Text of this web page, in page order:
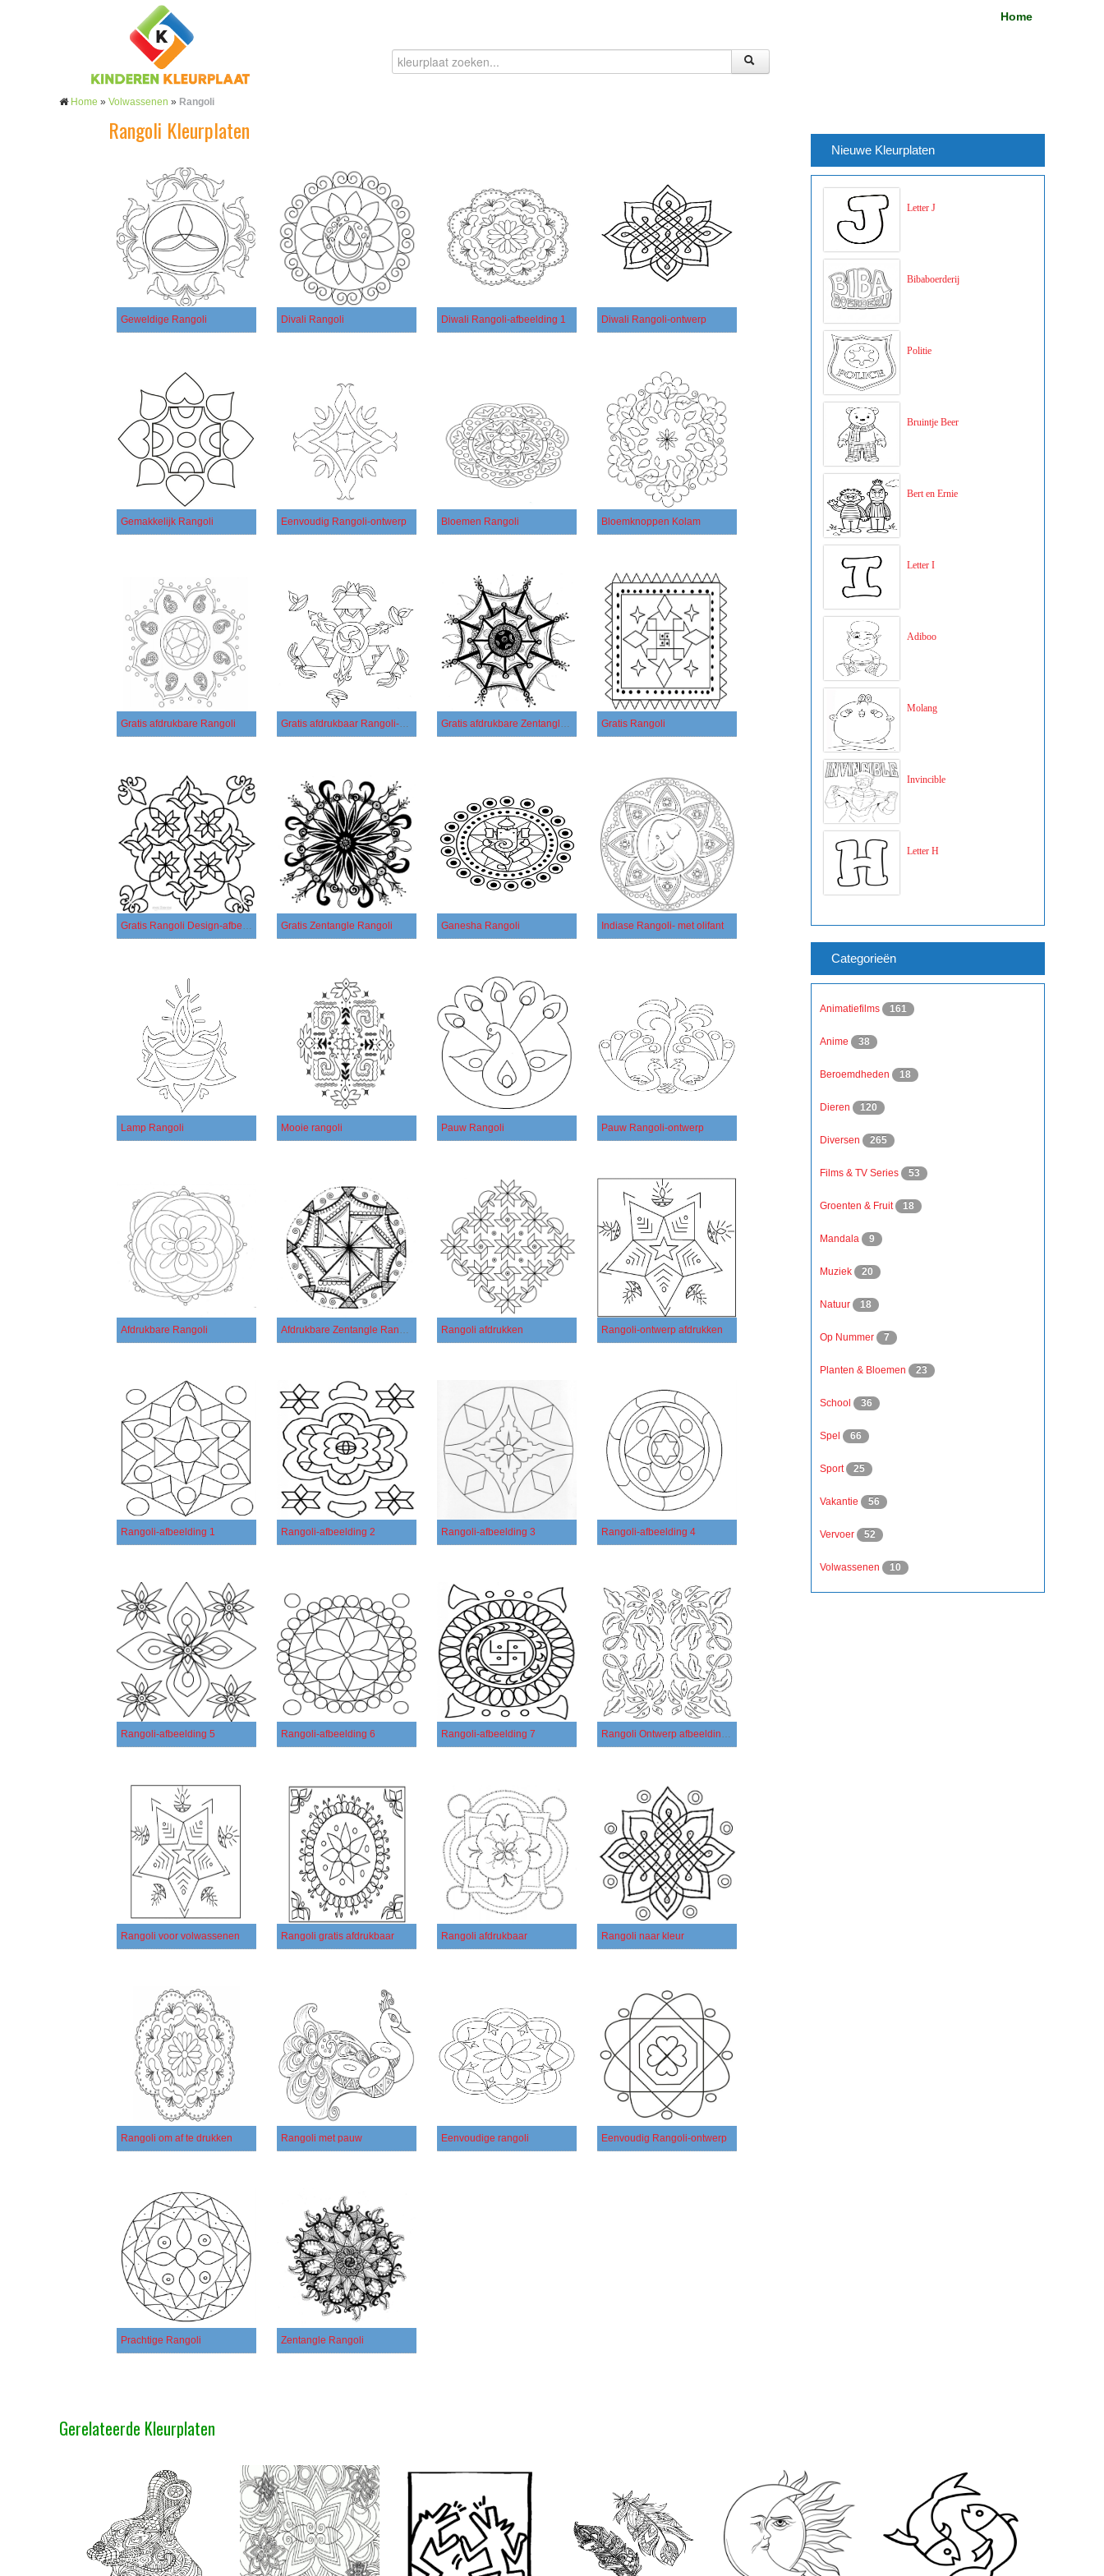
Home
Home » Volwassenen » Rangoli
Rangoli Kleurplaten
Geweldige Rangoli Divali Rangoli Diwali Rangoli-afbeelding 1 Diwali Rangoli-ontwerp
Gemakkelijk Rangoli Eenvoudig Rangoli-ontwerp Bloemen Rangoli Bloemknoppen Kolam
Gratis afdrukbare Rangoli Gratis afdrukbaar Rangoli-ontwerp Gratis afdrukbare Zentangle Rangoli Gratis Rangoli
Gratis Rangoli Design-afbeelding 2 Gratis Zentangle Rangoli Ganesha Rangoli Indiase Rangoli- met olifant
Lamp Rangoli Mooie rangoli Pauw Rangoli Pauw Rangoli-ontwerp
Afdrukbare Rangoli Afdrukbare Zentangle Rangoli Rangoli afdrukken Rangoli-ontwerp afdrukken
Rangoli-afbeelding 1 Rangoli-afbeelding 2 Rangoli-afbeelding 3 Rangoli-afbeelding 4
Rangoli-afbeelding 5 Rangoli-afbeelding 6 Rangoli-afbeelding 7 Rangoli Ontwerp afbeelding 1
Rangoli voor volwassenen Rangoli gratis afdrukbaar Rangoli afdrukbaar Rangoli naar kleur
Rangoli om af te drukken Rangoli met pauw Eenvoudige rangoli Eenvoudig Rangoli-ontwerp
Prachtige Rangoli Zentangle Rangoli
Nieuwe Kleurplaten
Letter J
Bibaboerderij
Politie
Bruintje Beer
Bert en Ernie
Letter I
Adiboo
Molang
Invincible
Letter H
Categorieën
Animatiefilms 161
Anime 38
Beroemdheden 18
Dieren 120
Diversen 265
Films & TV Series 53
Groenten & Fruit 18
Mandala 9
Muziek 20
Natuur 18
Op Nummer 7
Planten & Bloemen 23
School 36
Spel 66
Sport 25
Vakantie 56
Vervoer 52
Volwassenen 10
Gerelateerde Kleurplaten